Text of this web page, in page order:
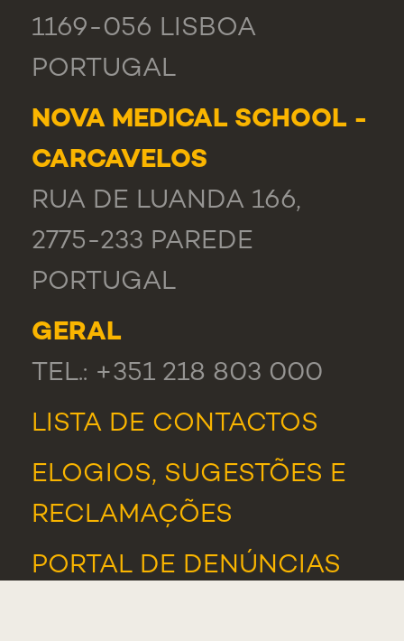
1169-056 LISBOA
PORTUGAL
NOVA MEDICAL SCHOOL -
CARCAVELOS
RUA DE LUANDA 166,
2775-233 PAREDE
PORTUGAL
GERAL
TEL.: +351 218 803 000
LISTA DE CONTACTOS
ELOGIOS, SUGESTÕES E
RECLAMAÇÕES
PORTAL DE DENÚNCIAS